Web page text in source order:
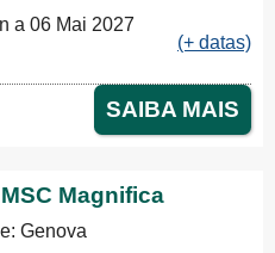
Tauranga,
Dunedin, Milford Sound,
Pago, Honolulu, Hilo, Los
Cabo San Lucas,
Balboa, Panama Canal,
Nápoles, Civitavecchia,
a 06 Mai 2027
(+ datas)
SAIBA MAIS
Magnifica
Genova